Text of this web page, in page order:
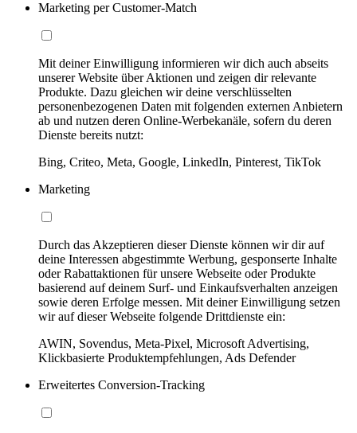
Marketing per Customer-Match
Mit deiner Einwilligung informieren wir dich auch abseits
unserer Website über Aktionen und zeigen dir relevante
Produkte. Dazu gleichen wir deine verschlüsselten
personenbezogenen Daten mit folgenden externen Anbietern
ab und nutzen deren Online-Werbekanäle, sofern du deren
Dienste bereits nutzt:
Bing, Criteo, Meta, Google, LinkedIn, Pinterest, TikTok
Marketing
Durch das Akzeptieren dieser Dienste können wir dir auf
deine Interessen abgestimmte Werbung, gesponserte Inhalte
oder Rabattaktionen für unsere Webseite oder Produkte
basierend auf deinem Surf- und Einkaufsverhalten anzeigen
sowie deren Erfolge messen. Mit deiner Einwilligung setzen
wir auf dieser Webseite folgende Drittdienste ein:
AWIN, Sovendus, Meta-Pixel, Microsoft Advertising,
Klickbasierte Produktempfehlungen, Ads Defender
Erweitertes Conversion-Tracking